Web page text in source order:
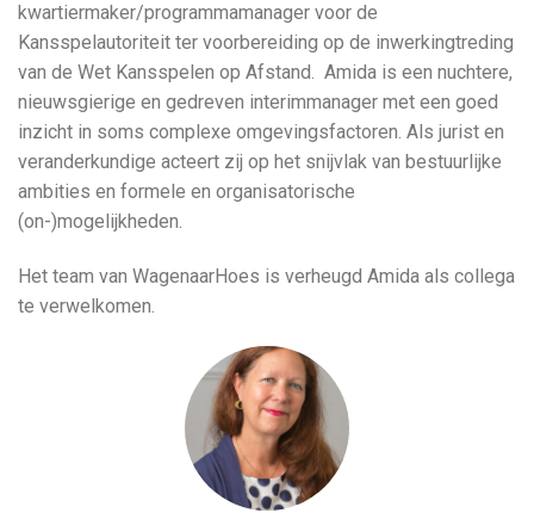
kwartiermaker/programmamanager voor de
Kansspelautoriteit ter voorbereiding op de inwerkingtreding
van de Wet Kansspelen op Afstand. Amida is een nuchtere,
nieuwsgierige en gedreven interimmanager met een goed
inzicht in soms complexe omgevingsfactoren. Als jurist en
veranderkundige acteert zij op het snijvlak van bestuurlijke
ambities en formele en organisatorische
(on-)mogelijkheden.
Het team van WagenaarHoes is verheugd Amida als collega
te verwelkomen.